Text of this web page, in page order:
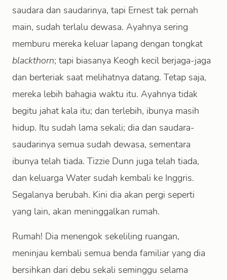
saudara dan saudarinya, tapi Ernest tak pernah
main, sudah terlalu dewasa. Ayahnya sering
memburu mereka keluar lapang dengan tongkat
blackthorn; tapi biasanya Keogh kecil berjaga-jaga
dan berteriak saat melihatnya datang. Tetap saja,
mereka lebih bahagia waktu itu. Ayahnya tidak
begitu jahat kala itu; dan terlebih, ibunya masih
hidup. Itu sudah lama sekali; dia dan saudara-
saudarinya semua sudah dewasa, sementara
ibunya telah tiada. Tizzie Dunn juga telah tiada,
dan keluarga Water sudah kembali ke Inggris.
Segalanya berubah. Kini dia akan pergi seperti
yang lain, akan meninggalkan rumah.
Rumah! Dia menengok sekeliling ruangan,
meninjau kembali semua benda familiar yang dia
bersihkan dari debu sekali seminggu selama